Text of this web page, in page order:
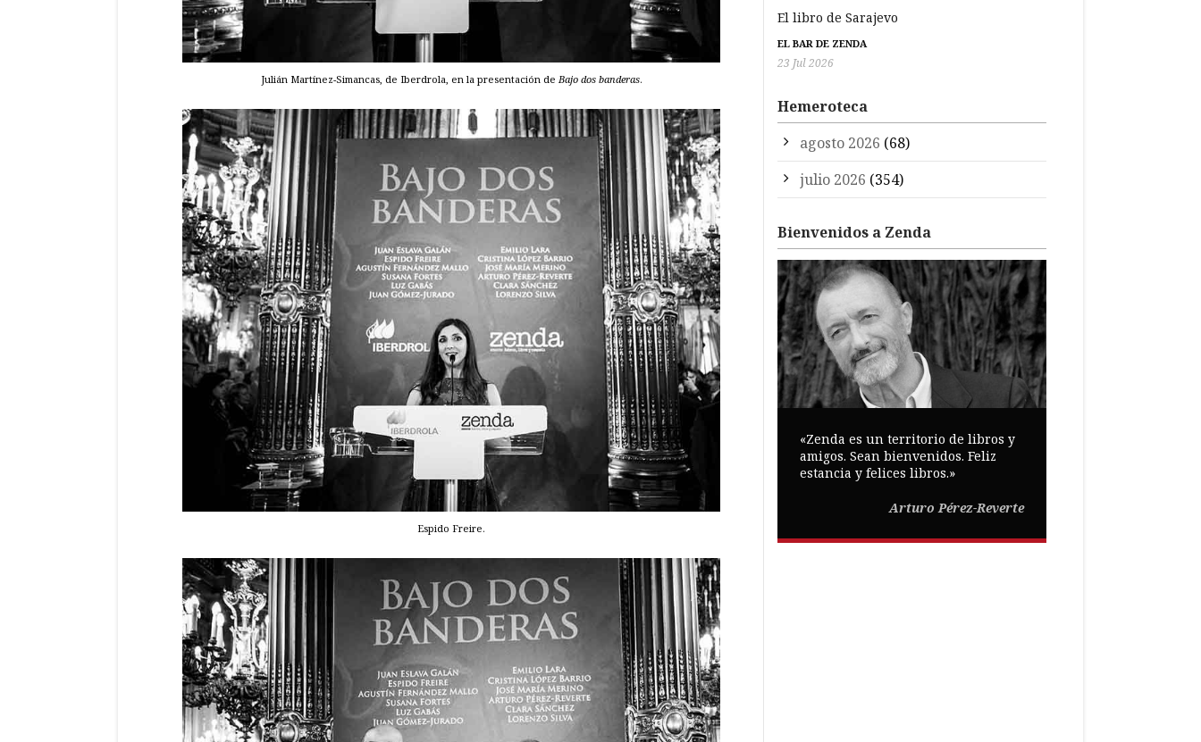
Julián Martínez-Simancas, de Iberdrola, en la presentación de Bajo dos banderas.
Espido Freire.
El libro de Sarajevo
EL BAR DE ZENDA
23 Jul 2026
Hemeroteca
agosto 2026 (68)
julio 2026 (354)
Bienvenidos a Zenda
«Zenda es un territorio de libros y
amigos. Sean bienvenidos. Feliz
estancia y felices libros.»
Arturo Pérez-Reverte